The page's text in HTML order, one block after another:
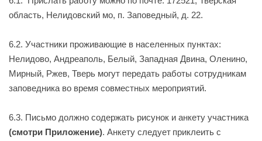
область, Нелидовский мо, п. Заповедный, д. 22.
6.2. Участники проживающие в населенных пунктах:
Нелидово, Андреаполь, Белый, Западная Двина, Оленино,
Мирный, Ржев, Тверь могут передать работы сотрудникам
заповедника во время совместных мероприятий.
6.3. Письмо должно содержать рисунок и анкету участника
(смотри Приложение). Анкету следует приклеить с